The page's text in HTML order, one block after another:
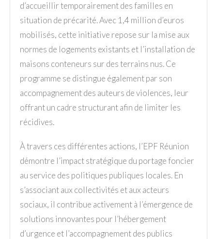
d’accueillir temporairement des familles en
situation de précarité. Avec 1,4 million d’euros
mobilisés, cette initiative repose sur la mise aux
normes de logements existants et l’installation de
maisons conteneurs sur des terrains nus. Ce
programme se distingue également par son
accompagnement des auteurs de violences, leur
offrant un cadre structurant afin de limiter les
récidives.
À travers ces différentes actions, l’EPF Réunion
démontre l’impact stratégique du portage foncier
au service des politiques publiques locales. En
s’associant aux collectivités et aux acteurs
sociaux, il contribue activement à l’émergence de
solutions innovantes pour l’hébergement
d’urgence et l’accompagnement des publics